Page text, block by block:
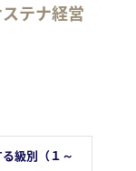
テナ経営
級別（１～